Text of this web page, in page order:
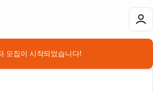
모집이 시작되었습니다!